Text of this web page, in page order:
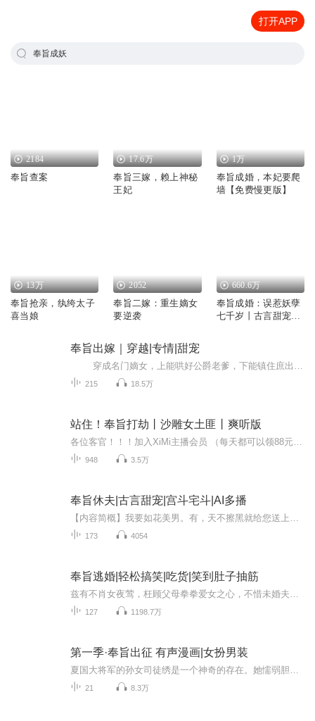
打开APP
奉旨成妖
2184
奉旨查案
17.6万
奉旨三嫁，赖上神秘
王妃
1万
奉旨成婚，本妃要爬
墙【免费慢更版】
13万
奉旨抢亲，纨绔太子
喜当娘
2052
奉旨二嫁：重生嫡女
要逆袭
660.6万
奉旨成婚：误惹妖孽
七千岁丨古言甜宠多
奉旨出嫁｜穿越|专情|甜宠
215 18.5万
站住！奉旨打劫丨沙雕女土匪丨爽听版
948 3.5万
奉旨休夫|古言甜宠|宫斗宅斗|AI多播
173 4054
奉旨逃婚|轻松搞笑|吃货|笑到肚子抽筋
127 1198.7万
第一季·奉旨出征 有声漫画|女扮男装
21 8.3万